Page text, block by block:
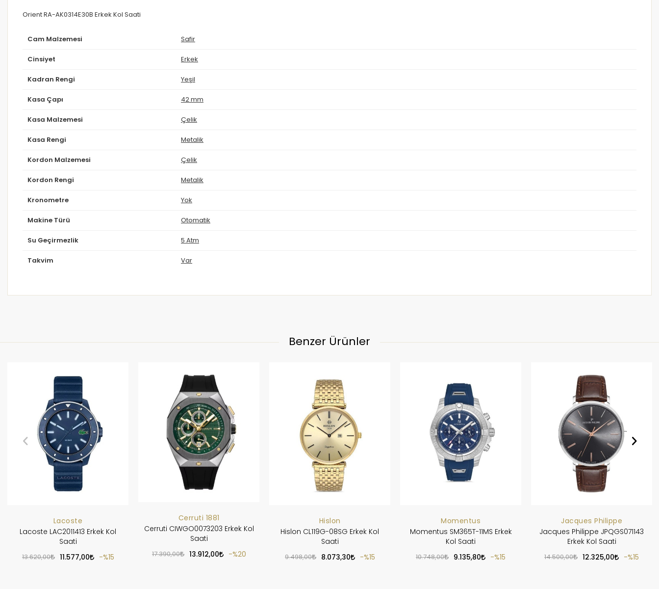
Orient RA-AK0314E30B Erkek Kol Saati
Cam Malzemesi Safir
Cinsiyet Erkek
Kadran Rengi Yeşil
Kasa Çapı 42 mm
Kasa Malzemesi Çelik
Kasa Rengi Metalik
Kordon Malzemesi Çelik
Kordon Rengi Metalik
Kronometre Yok
Makine Türü Otomatik
Su Geçirmezlik 5 Atm
Takvim Var
Benzer Ürünler
Lacoste
Lacoste LAC2011413 Erkek Kol
Saati
13.620,00 11.577,00 %15
Cerruti 1881
Cerruti CIWGO0073203 Erkek Kol
Saati
17.390,00 13.912,00 %20
Hislon
Hislon CL119G-08SG Erkek Kol
Saati
9.498,00 8.073,30 %15
Momentus
Momentus SM365T-11MS Erkek
Kol Saati
10.748,00 9.135,80 %15
Jacques Philippe
Jacques Philippe JPQGS071143
Erkek Kol Saati
14.500,00 12.325,00 %15